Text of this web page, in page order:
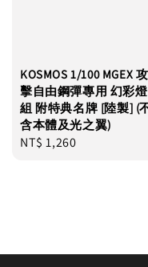
KOSMOS 1/100 MGEX 攻
擊自由鋼彈專用 幻彩燈
組 附特典名牌 [陸製] (
含本體及光之翼)
Regular
NT$ 1,260